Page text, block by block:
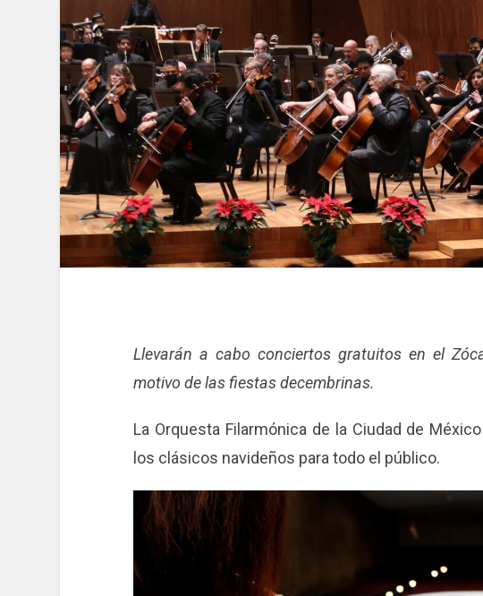
Llevarán a cabo conciertos gratuitos en el
motivo de las fiestas decembrinas.
La Orquesta Filarmónica de la Ciudad de
los clásicos navideños para todo el público.